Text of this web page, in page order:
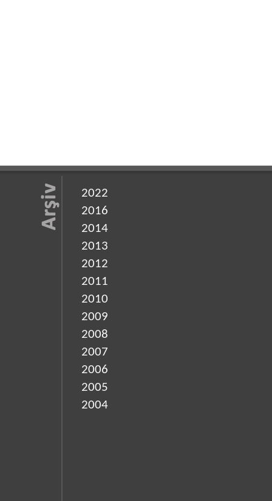
2022
2016
2014
2013
2012
2011
2010
2009
2008
2007
2006
2005
2004